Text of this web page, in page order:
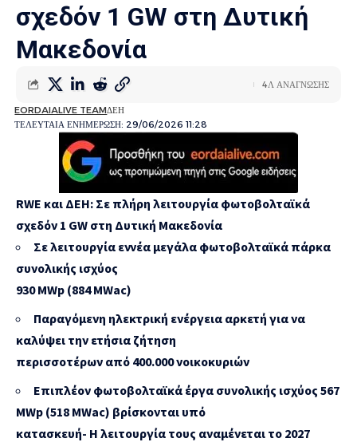
σχεδόν 1 GW στη Δυτική
Μακεδονία
ΤΕΛΕΥΤΑΙΑ ΕΝΗΜΕΡΩΣΗ: 29/06/2026 11:28
EORDAIALIVE TEAMΔΕΗ
4Λ ΑΝΑΓΝΩΣΗΣ
RWE και ΔΕΗ: Σε πλήρη λειτουργία φωτοβολταϊκά
σχεδόν 1 GW στη Δυτική Μακεδονία
Σε λειτουργία εννέα μεγάλα φωτοβολταϊκά πάρκα
συνολικής ισχύος
930 MWp (884 MWac)
Παραγόμενη ηλεκτρική ενέργεια αρκετή για να
καλύψει την ετήσια ζήτηση
περισσοτέρων από 400.000 νοικοκυριών
Επιπλέον φωτοβολταϊκά έργα συνολικής ισχύος 567
MWp (518 MWac) βρίσκονται υπό
κατασκευή- Η λειτουργία τους αναμένεται το 2027